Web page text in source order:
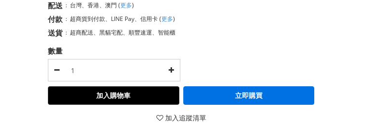
配送 : 台灣、香港、澳門 (更多)
付款 : 超商貨到付款、LINE Pay、信用卡(更多)
送貨 : 超商配送、黑貓宅配、順豐速運、智能櫃
數量
加入購物車 立即購買
加入追蹤清單